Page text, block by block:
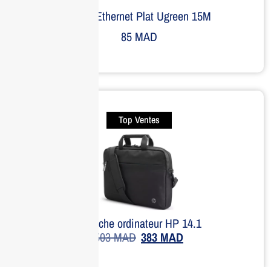
Câble Ethernet Plat Ugreen 15M
85MAD
Top Ventes
Sacoche ordinateur HP 14.1
503MAD 383 MAD